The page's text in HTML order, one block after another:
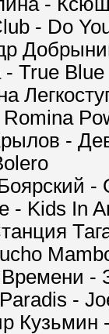
- Do
- True Blue
-
-
- Kids In
-
-
Кузьмин